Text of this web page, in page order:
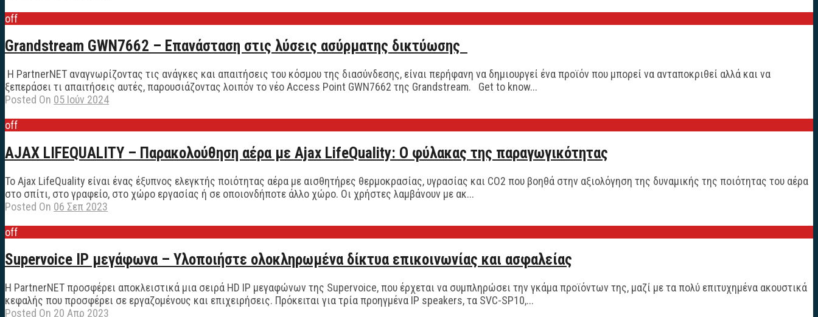
off
Grandstream GWN7662 – Επανάσταση στις λύσεις ασύρματης δικτύωσης
Η PartnerNET αναγνωρίζοντας τις ανάγκες και απαιτήσεις του κόσμου της διασύνδεσης, είναι περήφανη να δημιουργεί ένα προϊόν που μπορεί να ανταποκριθεί αλλά και να
ξεπεράσει τι απαιτήσεις αυτές, παρουσιάζοντας λοιπόν το νέο Access Point GWN7662 της Grandstream. Get to know...
Posted On 05 Ιούν 2024
off
AJAX LIFEQUALITY – Παρακολούθηση αέρα με Ajax LifeQuality: O φύλακας της παραγωγικότητας
Το Ajax LifeQuality είναι ένας έξυπνος ελεγκτής ποιότητας αέρα με αισθητήρες θερμοκρασίας, υγρασίας και CO2 που βοηθά στην αξιολόγηση της δυναμικής της ποιότητας του αέρα
στο σπίτι, στο γραφείο, στο χώρο εργασίας ή σε οποιονδήποτε άλλο χώρο. Οι χρήστες λαμβάνουν με ακ...
Posted On 06 Σεπ 2023
off
Supervoice IP μεγάφωνα – Υλοποιήστε ολοκληρωμένα δίκτυα επικοινωνίας και ασφαλείας
Η PartnerNET προσφέρει αποκλειστικά μια σειρά HD IP μεγαφώνων της Supervoice, που έρχεται να συμπληρώσει την γκάμα προϊόντων της, μαζί με τα πολύ επιτυχημένα ακουστικά
κεφαλής που προσφέρει σε εργαζομένους και επιχειρήσεις. Πρόκειται για τρία προηγμένα IP speakers, τα SVC-SP10,...
Posted On 20 Απρ 2023